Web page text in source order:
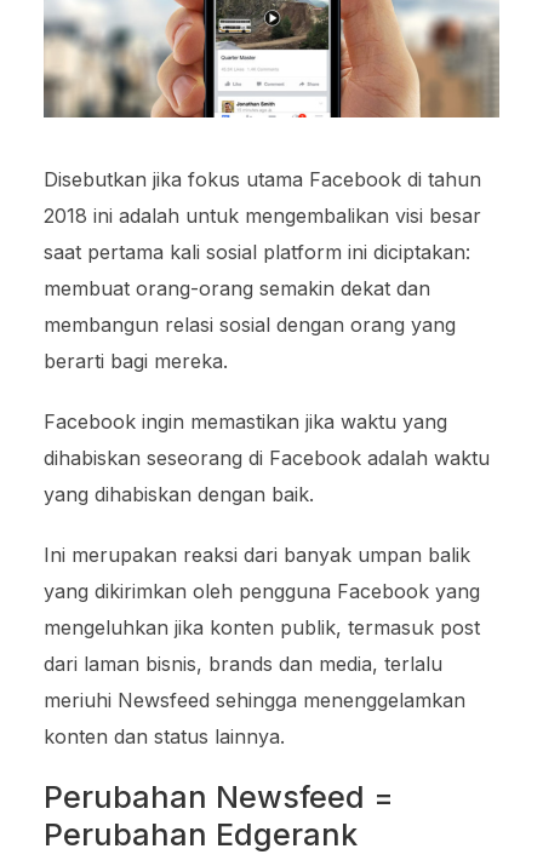
Disebutkan jika fokus utama Facebook di tahun
2018 ini adalah untuk mengembalikan visi besar
saat pertama kali sosial platform ini diciptakan:
membuat orang-orang semakin dekat dan
membangun relasi sosial dengan orang yang
berarti bagi mereka.
Facebook ingin memastikan jika waktu yang
dihabiskan seseorang di Facebook adalah waktu
yang dihabiskan dengan baik.
Ini merupakan reaksi dari banyak umpan balik
yang dikirimkan oleh pengguna Facebook yang
mengeluhkan jika konten publik, termasuk post
dari laman bisnis, brands dan media, terlalu
meriuhi Newsfeed sehingga menenggelamkan
konten dan status lainnya.
Perubahan Newsfeed =
Perubahan Edgerank